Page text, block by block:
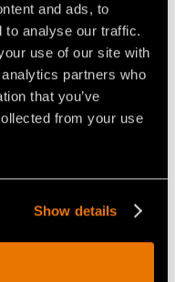
and ads, to
to analyse our traffic.
use of our site with
partners who
that you’ve
from your use
Show details
- FAE STCH - LE
DE PIERRES À
ÉLEVÉE EN
DANS DES
DE REMISE EN
DE TERRAINS AU
DES BROYEURS DE